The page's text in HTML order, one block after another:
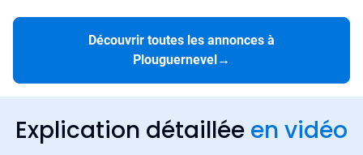
Découvrir toutes les annonces à
Plouguernevel→
Explication détaillée en vidéo